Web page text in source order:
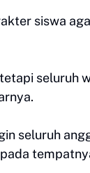
siswa
seluruh
seluruh